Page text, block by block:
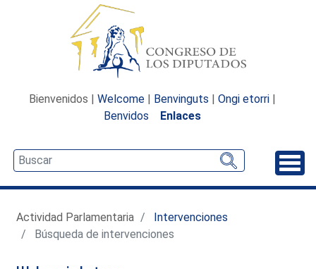
Bienvenidos | Welcome | Benvinguts | Ongi etorri |
Benvidos
Enlaces
Actividad Parlamentaria
Intervenciones
Búsqueda de intervenciones